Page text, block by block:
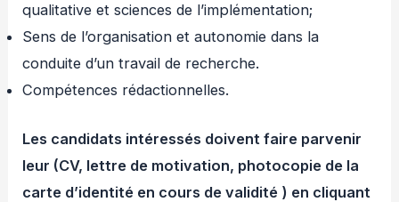
qualitative et sciences de l’implémentation;
Sens de l’organisation et autonomie dans la
conduite d’un travail de recherche.
Compétences rédactionnelles.
Les candidats intéressés doivent faire parvenir
leur (CV, lettre de motivation, photocopie de la
carte d’identité en cours de validité ) en cliquant